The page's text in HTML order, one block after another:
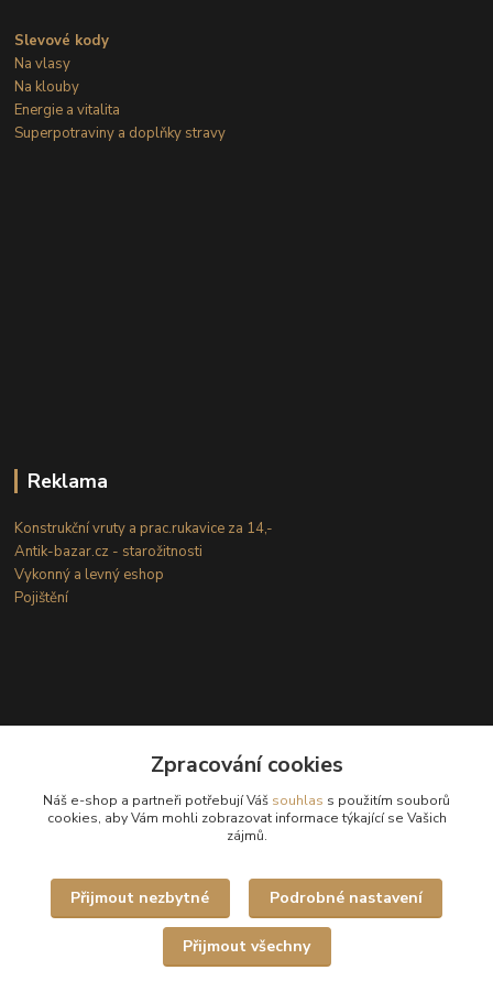
Slevové kody
Na vlasy
Na klouby
Energie a vitalita
Superpotraviny a doplňky stravy
Reklama
Konstrukční vruty a prac.rukavice za 14,-
Antik-bazar.cz - starožitnosti
Vykonný a levný eshop
Pojištění
Kontakty
info@internetove-domeny.cz
Zpracování cookies
Náš e-shop a partneři potřebují Váš souhlas s použitím souborů
cookies, aby Vám mohli zobrazovat informace týkající se Vašich
zájmů.
Přijmout nezbytné Podrobné nastavení
Přijmout všechny